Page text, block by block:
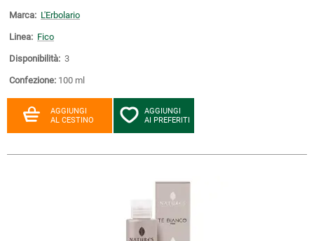
Marca: L'Erbolario
Linea: Fico
Disponibilità: 3
Confezione: 100 ml
AGGIUNGI
AL CESTINO
AGGIUNGI
AI PREFERITI